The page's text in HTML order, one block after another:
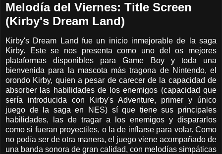
Melodía del Viernes: Title Screen
(Kirby's Dream Land)
Kirby's Dream Land fue un inicio inmejorable de la saga
Kirby. Este se nos presenta como uno del os mejores
plataformas disponibles para Game Boy y toda una
bienvenida para la mascota más tragona de Nintendo, el
orondo Kirby, quien a pesar de carecer de la capacidad de
absorber las habilidades de los enemigos (capacidad que
sería introducida con Kirby's Adventure, primer y único
juego de la saga en NES) sí que tiene sus principales
habilidades, las de tragar a los enemigos y dispararlos
como si fueran proyectiles, o la de inflarse para volar. Como
no podía ser de otra manera, el juego viene acompañado de
una banda sonora de gran calidad, con melodías simpáticas